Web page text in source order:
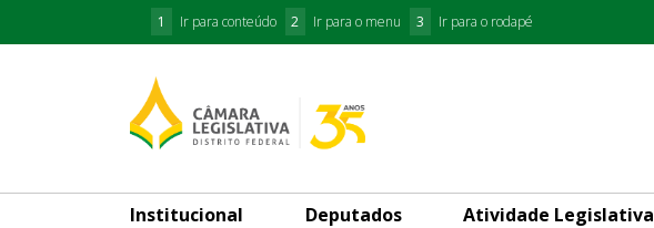
1 Ir para conteúdo 2 Ir para o menu 3 Ir para o rodapé
Institucional Deputados Atividade Legislativa